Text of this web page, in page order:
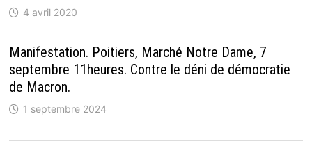
4 avril 2020
Manifestation. Poitiers, Marché Notre Dame, 7
septembre 11heures. Contre le déni de démocratie
de Macron.
1 septembre 2024